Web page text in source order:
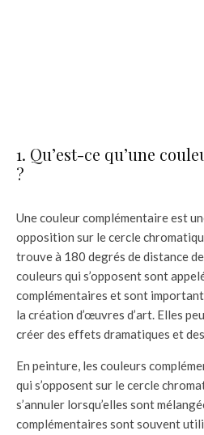
1. Qu’est-ce qu’une
?
Une couleur complémentaire est
opposition sur le cercle
trouve à 180 degrés de distance
couleurs qui s’opposent sont
complémentaires et sont
la création d’œuvres d’art. Elles
créer des effets dramatiques et
En peinture, les couleurs
qui s’opposent sur le cercle
s’annuler lorsqu’elles sont
complémentaires sont souvent